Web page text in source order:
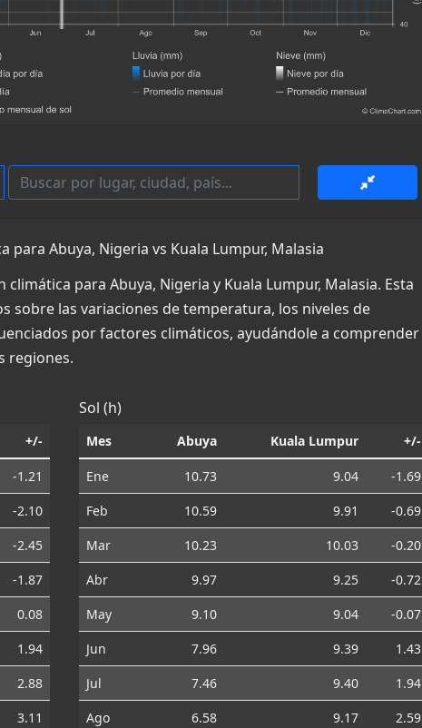
para Abuya, Nigeria vs Kuala Lumpur, Malasia
para Abuya, Nigeria y Kuala Lumpur, Malasia. Esta
sobre las variaciones de temperatura, los niveles de
por factores climáticos, ayudándole a comprender
regiones.
+/-
-1.21
-2.10
-2.45
-1.87
0.08
1.94
2.88
3.11
Sol (h)
Mes Abuya Kuala Lumpur +/-
Ene 10.73 9.04
-1.69
Feb
10.59 9.91
-0.69
Mar
10.23 10.03
-0.20
Abr
9.97 9.25
-0.72
May
9.10 9.04
-0.07
Jun
7.96 9.39
1.43
Jul
7.46 9.40
1.94
Ago
6.58 9.17
2.59